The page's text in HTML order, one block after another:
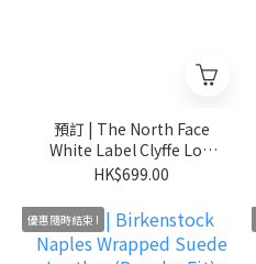
預訂 | The North Face
White Label Clyffe Low
Sneakers 韓國限定
HK$699.00
優惠隨時結束 !